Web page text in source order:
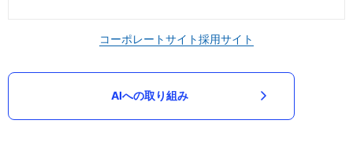
コーポレートサイト採用サイト
AIへの取り組み